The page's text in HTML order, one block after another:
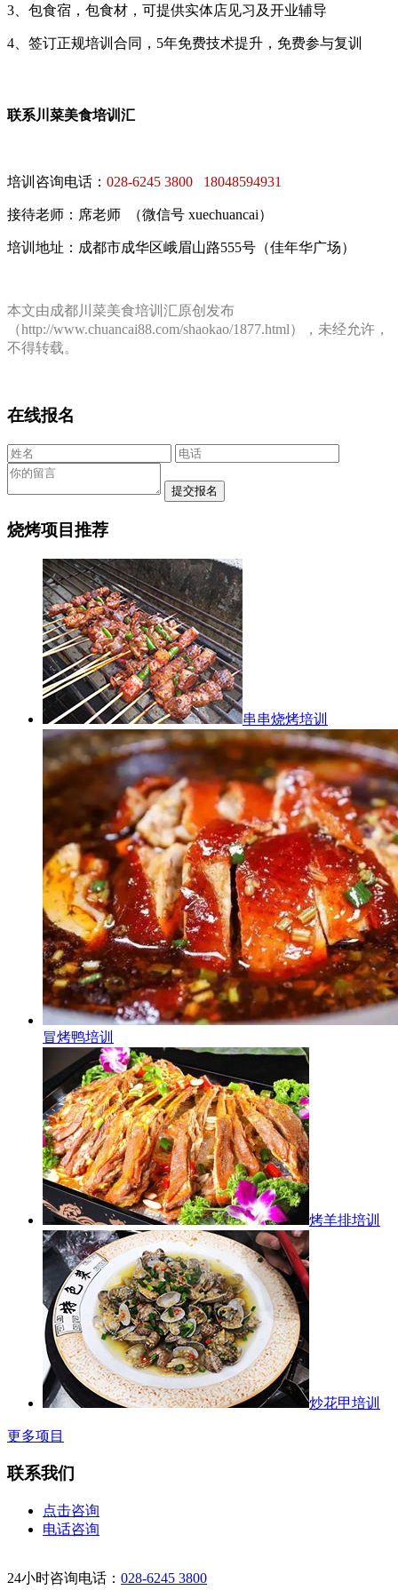
3、包食宿，包食材，可提供实体店见习及开业辅导
4、签订正规培训合同，5年免费技术提升，免费参与复训
联系川菜美食培训汇
培训咨询电话： 028-6245 3800 18048594931
接待老师：席老师 （微信号 xuechuancai）
培训地址：成都市成华区峨眉山路555号（佳年华广场）
本文由成都川菜美食培训汇原创发布
（http://www.chuancai88.com/shaokao/1877.html），未经允许，
不得转载。
在线报名
烧烤项目推荐
串串烧烤培训
冒烤鸭培训
烤羊排培训
炒花甲培训
更多项目
联系我们
点击咨询
电话咨询
24小时咨询电话： 028-6245 3800